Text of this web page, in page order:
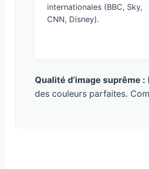
internationales (BBC, Sky,
CNN, Disney).
Qualité d’image suprême :
des couleurs parfaites.